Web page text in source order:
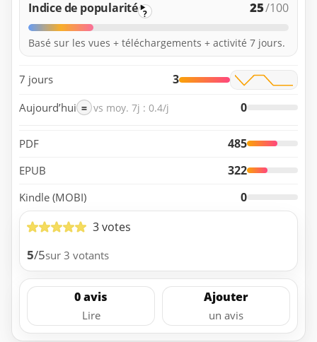
Indice de popularité ? 25/100
Basé sur les vues + téléchargements + activité 7 jours.
7 jours 3
Aujourd’hui = vs moy. 7j : 0.4/j 0
PDF 485
EPUB 322
Kindle (MOBI)
0
3 votes
5/5sur 3 votants
0 avis
Lire
Ajouter
un avis